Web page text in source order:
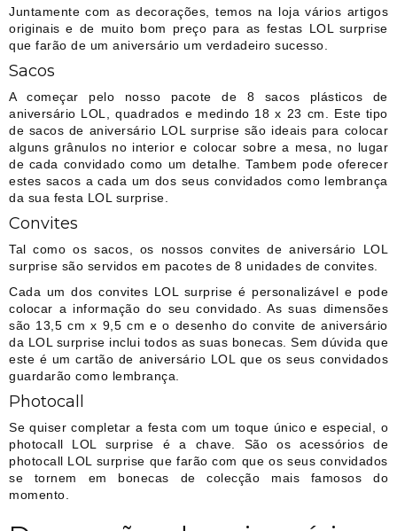
Juntamente com as decorações, temos na loja vários artigos
originais e de muito bom preço para as festas LOL surprise
que farão de um aniversário um verdadeiro sucesso.
Sacos
A começar pelo nosso pacote de 8 sacos plásticos de
aniversário LOL, quadrados e medindo 18 x 23 cm. Este tipo
de sacos de aniversário LOL surprise são ideais para colocar
alguns grânulos no interior e colocar sobre a mesa, no lugar
de cada convidado como um detalhe. Tambem pode oferecer
estes sacos a cada um dos seus convidados como lembrança
da sua festa LOL surprise.
Convites
Tal como os sacos, os nossos convites de aniversário LOL
surprise são servidos em pacotes de 8 unidades de convites.
Cada um dos convites LOL surprise é personalizável e pode
colocar a informação do seu convidado. As suas dimensões
são 13,5 cm x 9,5 cm e o desenho do convite de aniversário
da LOL surprise inclui todos as suas bonecas. Sem dúvida que
este é um cartão de aniversário LOL que os seus convidados
guardarão como lembrança.
Photocall
Se quiser completar a festa com um toque único e especial, o
photocall LOL surprise é a chave. São os acessórios de
photocall LOL surprise que farão com que os seus convidados
se tornem em bonecas de colecção mais famosos do
momento.